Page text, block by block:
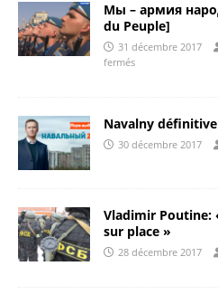
Мы – армия
du Peuple]
31 décembre 2017
fermés
Navalny
30 décembre 2017
Vladimir Poutine:
sur place »
28 décembre 2017